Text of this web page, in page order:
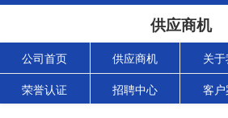
供应商机
公司首页 供应商机 关于
荣誉认证 招聘中心 客户